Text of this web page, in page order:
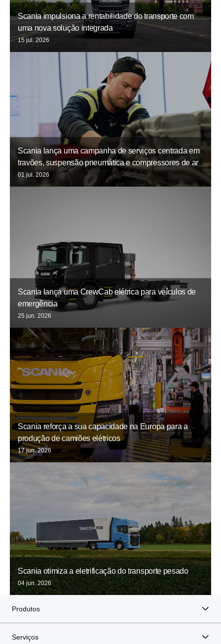
Scania impulsiona a rentabilidade do transporte com
uma nova solução integrada
15 jul. 2026
Scania lança uma campanha de serviços centrada em
travões, suspensão pneumática e compressores de ar
01 jul. 2026
Scania lança uma CrewCab elétrica para veículos de
emergência
25 jun. 2026
Scania reforça a sua capacidade na Europa para a
produção de camiões elétricos
17 jun. 2026
Scania otimiza a eletrificação do transporte pesado
04 jun. 2026
Produtos
Serviços